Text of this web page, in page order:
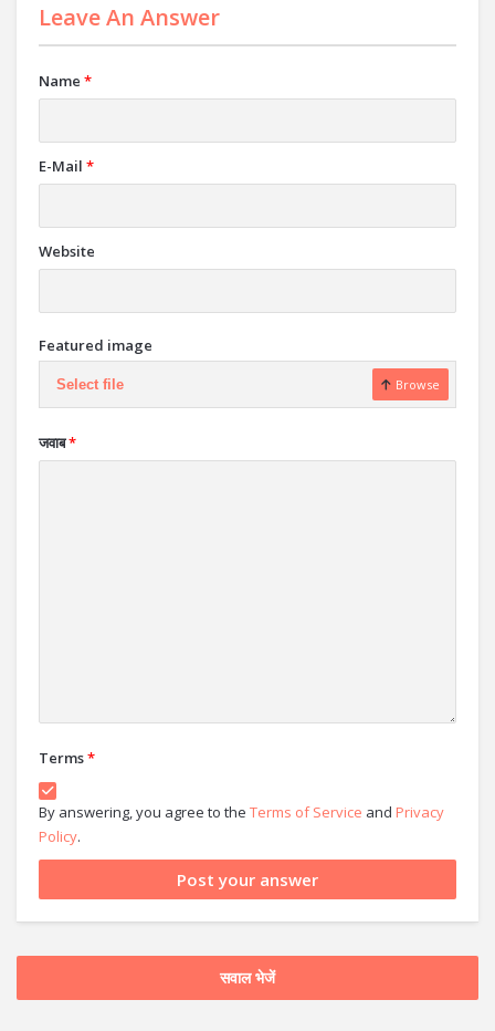
Leave An Answer
Name *
E-Mail *
Website
Featured image
Select file Browse
जवाब*
Terms*
By answering, you agree to the Terms of Service and Privacy
Policy.
सवाल भेजें